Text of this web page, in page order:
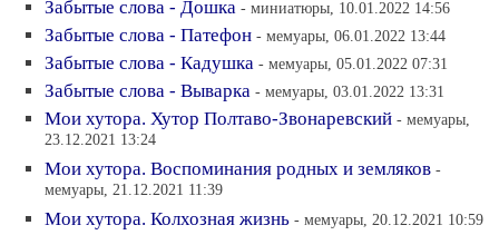
Забытые слова - Дошка - миниатюры, 10.01.2022 14:56
Забытые слова - Патефон - мемуары, 06.01.2022 13:44
Забытые слова - Кадушка - мемуары, 05.01.2022 07:31
Забытые слова - Выварка - мемуары, 03.01.2022 13:31
Мои хутора. Хутор Полтаво-Звонаревский - мемуары,
23.12.2021 13:24
Мои хутора. Воспоминания родных и земляков -
мемуары, 21.12.2021 11:39
Мои хутора. Колхозная жизнь - мемуары, 20.12.2021 10:59